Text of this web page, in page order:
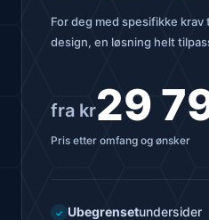
For deg med spesifikke
design, en løsning helt
fra kr29
Pris etter omfang og ønsker
✓ Ubegrensetundersider